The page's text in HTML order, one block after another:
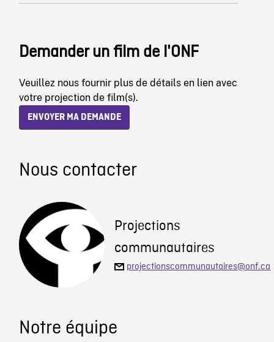
Demander un film de l'ONF
Veuillez nous fournir plus de détails en lien avec
votre projection de film(s).
ENVOYER MA DEMANDE
Nous contacter
Projections
communautaires
projectionscommunautaires@onf.ca
Notre équipe